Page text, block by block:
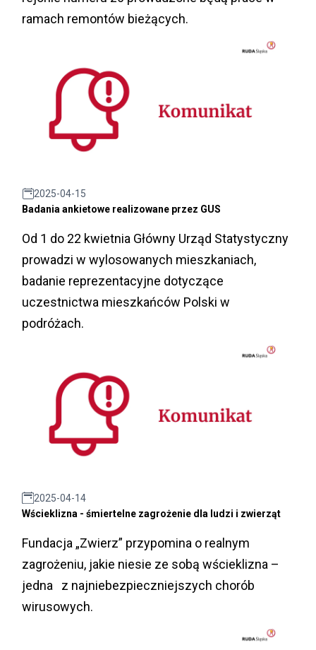
ramach remontów bieżących.
2025-04-15
Badania ankietowe realizowane przez GUS
Od 1 do 22 kwietnia Główny Urząd Statystyczny
prowadzi w wylosowanych mieszkaniach,
badanie reprezentacyjne dotyczące
uczestnictwa mieszkańców Polski w
podróżach.
2025-04-14
Wścieklizna - śmiertelne zagrożenie dla ludzi i zwierząt
Fundacja „Zwierz” przypomina o realnym
zagrożeniu, jakie niesie ze sobą wścieklizna –
jedna z najniebezpieczniejszych chorób
wirusowych.